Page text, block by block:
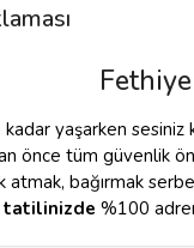
yaşarken sesiniz
önce tüm güvenlik
atmak, bağırmak
tatilinizde %100